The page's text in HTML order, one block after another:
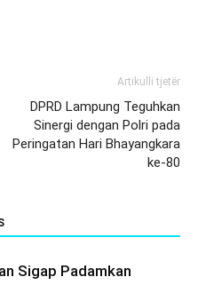
Artikulli tjetër
DPRD Lampung Teguhkan
Sinergi dengan Polri pada
Peringatan Hari Bhayangkara
ke-80
Sigap Padamkan